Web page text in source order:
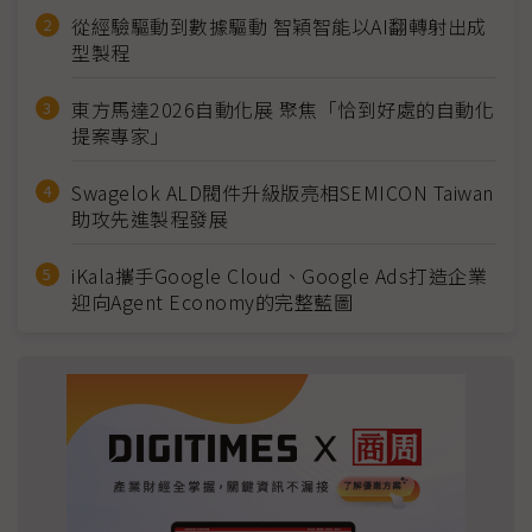
從經驗驅動到數據驅動 智穎智能以AI翻轉射出成
型製程
東方馬達2026自動化展 聚焦「恰到好處的自動化
提案專家」
Swagelok ALD閥件升級版亮相SEMICON Taiwan
助攻先進製程發展
iKala攜手Google Cloud、Google Ads打造企業
迎向Agent Economy的完整藍圖